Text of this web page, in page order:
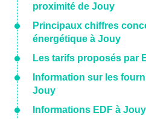
proximité de Jouy
Principaux chiffres
énergétique à Jouy
Les tarifs proposés par
Information sur les
Jouy
Informations EDF à Jouy